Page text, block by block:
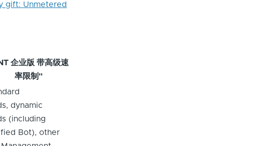
gift: Unmetered
企业版 带高级速
率限制"
dynamic
(including
Bot), other